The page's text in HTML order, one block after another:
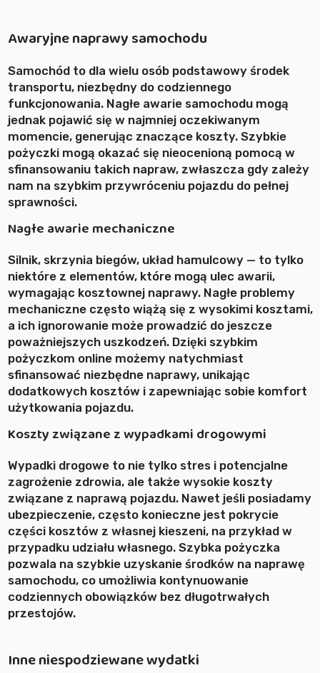
Awaryjne naprawy samochodu
Samochód to dla wielu osób podstawowy środek
transportu, niezbędny do codziennego
funkcjonowania. Nagłe awarie samochodu mogą
jednak pojawić się w najmniej oczekiwanym
momencie, generując znaczące koszty. Szybkie
pożyczki mogą okazać się nieocenioną pomocą w
sfinansowaniu takich napraw, zwłaszcza gdy zależy
nam na szybkim przywróceniu pojazdu do pełnej
sprawności.
Nagłe awarie mechaniczne
Silnik, skrzynia biegów, układ hamulcowy — to tylko
niektóre z elementów, które mogą ulec awarii,
wymagając kosztownej naprawy. Nagłe problemy
mechaniczne często wiążą się z wysokimi kosztami,
a ich ignorowanie może prowadzić do jeszcze
poważniejszych uszkodzeń. Dzięki szybkim
pożyczkom online możemy natychmiast
sfinansować niezbędne naprawy, unikając
dodatkowych kosztów i zapewniając sobie komfort
użytkowania pojazdu.
Koszty związane z wypadkami drogowymi
Wypadki drogowe to nie tylko stres i potencjalne
zagrożenie zdrowia, ale także wysokie koszty
związane z naprawą pojazdu. Nawet jeśli posiadamy
ubezpieczenie, często konieczne jest pokrycie
części kosztów z własnej kieszeni, na przykład w
przypadku udziału własnego. Szybka pożyczka
pozwala na szybkie uzyskanie środków na naprawę
samochodu, co umożliwia kontynuowanie
codziennych obowiązków bez długotrwałych
przestojów.
Inne niespodziewane wydatki